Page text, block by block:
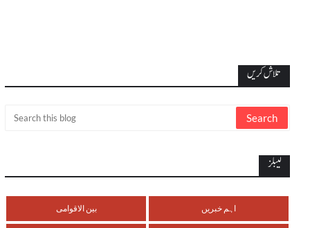
تلاش کریں
لیبلز
اہم خبریں بین الاقوامی